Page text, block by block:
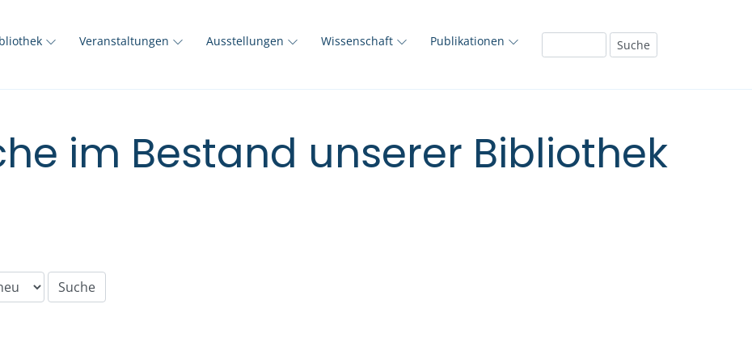
Veranstaltungen Ausstellungen Wissenschaft Publikationen
im Bestand unserer Bibliothek